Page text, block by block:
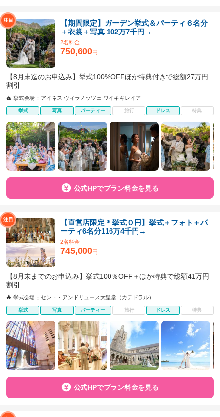
【期間限定】ガーデン挙式＆パーティ６名分
＋衣裳＋写真 102万7千円→
2名料金
750,600円
【8月末迄のお申込み】挙式100%OFFほか特典付きで総額27万円
割引
挙式会場 アイネス ヴィラノッツェ ワイキキレイア
挙式 写真 パーティー 旅行 ドレス 特典
公式HPでプラン料金を見る
【直営店限定＊挙式０円】挙式＋フォト＋パ
ーティ6名分116万4千円→
2名料金
745,000円
【8月末までのお申込み】挙式100％OFF＋ほか特典で総額41万円
割引
挙式会場 セント・アンドリュース大聖堂（カテドラル）
挙式 写真 パーティー 旅行 ドレス 特典
公式HPでプラン料金を見る